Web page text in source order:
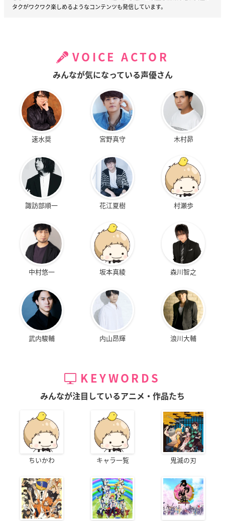
タクがワクワク楽しめるようなコンテンツも発信しています。
VOICE ACTOR
みんなが気になっている声優さん
速水奨 宮野真守 木村昴
諏訪部順一 花江夏樹 村瀬歩
中村悠一 坂本真綾 森川智之
武内駿輔 内山昂輝 浪川大輔
KEYWORDS
みんなが注目しているアニメ・作品たち
ちいかわ キャラ一覧 鬼滅の刃